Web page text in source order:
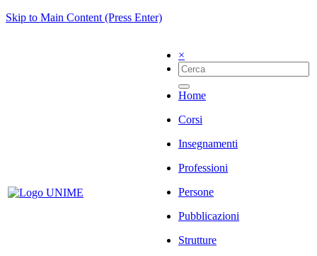
Skip to Main Content (Press Enter)
×
Home
Corsi
Insegnamenti
Professioni
Persone
Pubblicazioni
Strutture